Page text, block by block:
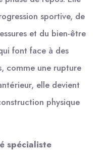
sportive, de
et du bien-être
font face à des
comme une rupture
elle devient
physique
spécialiste